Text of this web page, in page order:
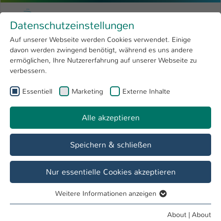
Menu
Research 4
Open submenu
University
International
Skip to main content
University of Applied Sciences
You are here:
Menschen und Projekte
Der Vorsitzende des FBTM, Prof. Dr.-Ing. Joachim Voßiek
Datenschutzeinstellungen
Auf unserer Webseite werden Cookies verwendet. Einige
davon werden zwingend benötigt, während es uns andere
ermöglichen, Ihre Nutzererfahrung auf unserer Webseite zu
verbessern.
Essentiell Marketing Externe Inhalte
Alle akzeptieren
Speichern & schließen
Nur essentielle Cookies akzeptieren
Essentielle Cookies werden für grundlegende Funktionen
Weitere Informationen anzeigen
About | About